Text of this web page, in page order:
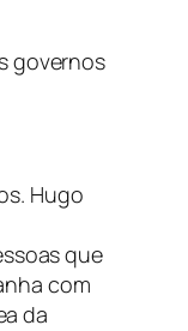
governos
Hugo
que
com
da